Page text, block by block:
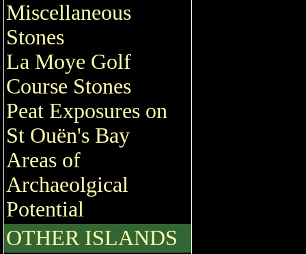
Miscellaneous
Stones
La Moye Golf
Course Stones
Peat Exposures on
St Ouën's Bay
Areas of
Archaeolgical
Potential
OTHER ISLANDS